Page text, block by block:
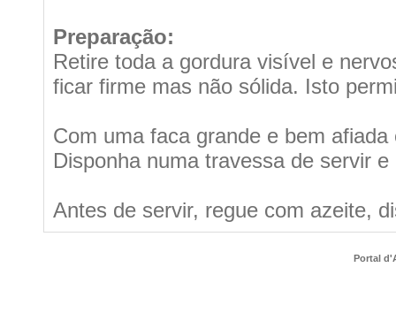
Preparação:
Retire toda a gordura visível e
ficar firme mas não sólida. Isto
Com uma faca grande e bem
Disponha numa travessa de servir
Antes de servir, regue com azeite,
Portal